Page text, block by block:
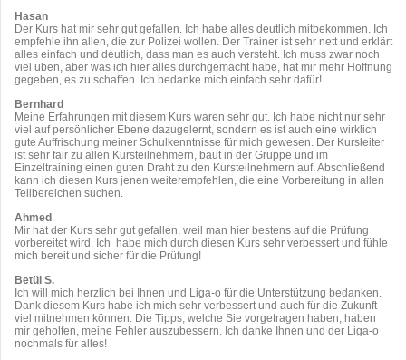
Hasan
Der Kurs hat mir sehr gut gefallen. Ich habe alles deutlich mitbekommen. Ich
empfehle ihn allen, die zur Polizei wollen. Der Trainer ist sehr nett und erklärt
alles einfach und deutlich, dass man es auch versteht. Ich muss zwar noch
viel üben, aber was ich hier alles durchgemacht habe, hat mir mehr Hoffnung
gegeben, es zu schaffen. Ich bedanke mich einfach sehr dafür!
Bernhard
Meine Erfahrungen mit diesem Kurs waren sehr gut. Ich habe nicht nur sehr
viel auf persönlicher Ebene dazugelernt, sondern es ist auch eine wirklich
gute Auffrischung meiner Schulkenntnisse für mich gewesen. Der Kursleiter
ist sehr fair zu allen Kursteilnehmern, baut in der Gruppe und im
Einzeltraining einen guten Draht zu den Kursteilnehmern auf. Abschließend
kann ich diesen Kurs jenen weiterempfehlen, die eine Vorbereitung in allen
Teilbereichen suchen.
Ahmed
Mir hat der Kurs sehr gut gefallen, weil man hier bestens auf die Prüfung
vorbereitet wird. Ich habe mich durch diesen Kurs sehr verbessert und fühle
mich bereit und sicher für die Prüfung!
Betül S.
Ich will mich herzlich bei Ihnen und Liga-o für die Unterstützung bedanken.
Dank diesem Kurs habe ich mich sehr verbessert und auch für die Zukunft
viel mitnehmen können. Die Tipps, welche Sie vorgetragen haben, haben
mir geholfen, meine Fehler auszubessern. Ich danke Ihnen und der Liga-o
nochmals für alles!